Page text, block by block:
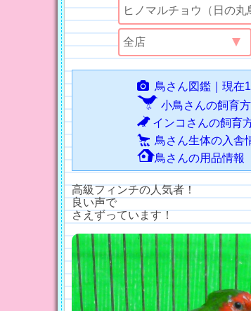
鳥さん図鑑｜現在
小鳥さんの飼育
インコさんの飼育
鳥さん生体の入舎
鳥さんの用品情報
高級フィンチの人気者！
良い声で
さえずっています！